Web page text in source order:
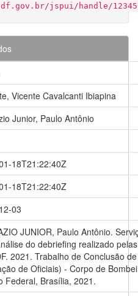
jspui/handle/
Vicente Cavalcanti Ibiapina
Junior, Paulo Antônio
18T21:22:40Z
18T21:22:40Z
03
JUNIOR, Paulo Antônio.
do debriefing realizado
2021. Trabalho de Conclusão
de Oficiais) - Corpo de
Federal, Brasília, 2021.